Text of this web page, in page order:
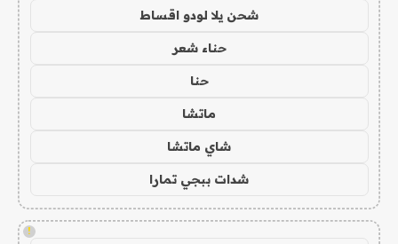
شحن يلا لودو اقساط
حناء شعر
حنا
ماتشا
شاي ماتشا
شدات ببجي تمارا
!